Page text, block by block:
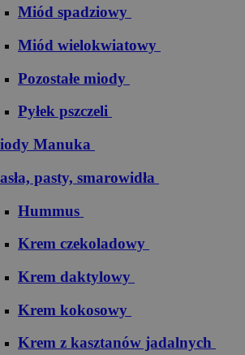
Miód spadziowy
Miód wielokwiatowy
Pozostałe miody
Pyłek pszczeli
Manuka
pasty, smarowidła
Hummus
Krem czekoladowy
Krem daktylowy
Krem kokosowy
Krem z kasztanów jadalnych